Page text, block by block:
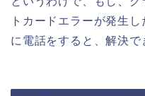
トカードエラーが発生
に電話をすると、解決で